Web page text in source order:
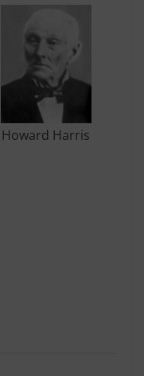
Howard Harris